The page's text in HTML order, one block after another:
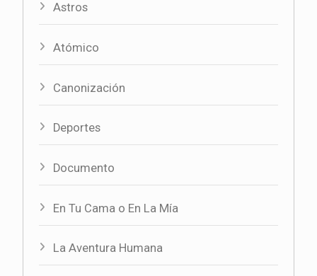
Astros
Atómico
Canonización
Deportes
Documento
En Tu Cama o En La Mía
La Aventura Humana